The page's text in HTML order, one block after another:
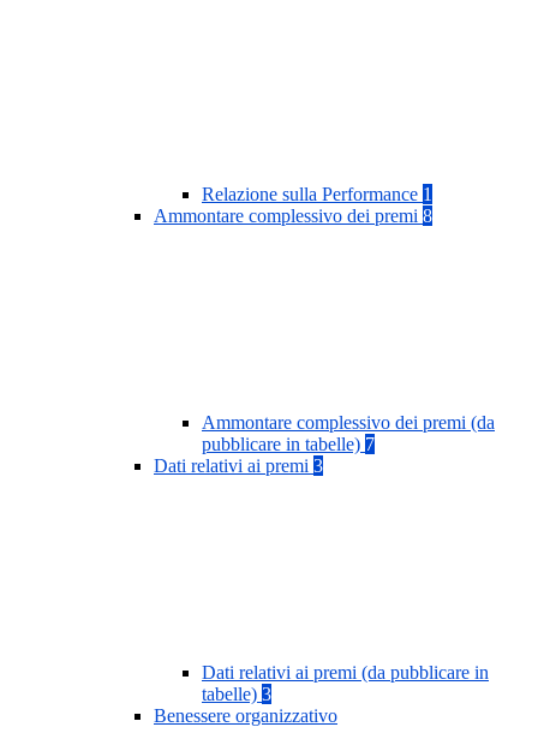
Relazione sulla Performance 1
Ammontare complessivo dei premi 8
Ammontare complessivo dei premi (da
pubblicare in tabelle) 7
Dati relativi ai premi 3
Dati relativi ai premi (da pubblicare in
tabelle) 3
Benessere organizzativo